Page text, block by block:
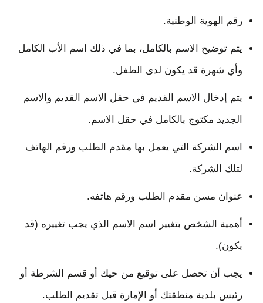
رقم الهوية الوطنية.
يتم توضيح الاسم بالكامل، بما في ذلك اسم الأب الكامل
وأي شهرة قد يكون لدى الطفل.
يتم إدخال الاسم القديم في حقل الاسم القديم والاسم
الجديد مكتوج بالكامل في حقل الاسم.
اسم الشركة التي يعمل بها مقدم الطلب ورقم الهاتف
لتلك الشركة.
عنوان مسن مقدم الطلب ورقم هاتفه.
أهمية الشخص بتغيير اسم الاسم الذي يجب تغييره (قد
يكون).
يجب أن تحصل على توقيع من حيك أو قسم الشرطة أو
رئيس بلدية منطقتك أو الإمارة قبل تقديم الطلب.